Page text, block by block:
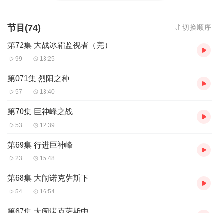
节目(74) 切换顺序
第72集 大战冰霜监视者（完）
99 13:25
第071集 烈阳之种
57 13:40
第70集 巨神峰之战
53 12:39
第69集 行进巨神峰
23 15:48
第68集 大闹诺克萨斯下
54 16:54
第67集 大闹诺克萨斯中